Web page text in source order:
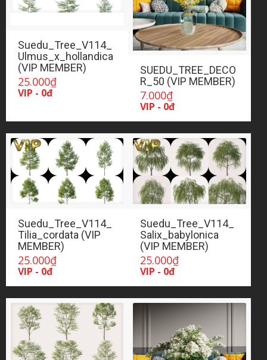
Suedu_Tree_V114_
Ulmus_x_hollandica
(VIP MEMBER)
25.000₫
VIP - 0đ
SUEDU_TREE_DECO
R_50 (VIP MEMBER)
7.000₫
VIP - 0đ
Suedu_Tree_V114_
Tilia_cordata (VIP
MEMBER)
25.000₫
VIP - 0đ
Suedu_Tree_V114_
Salix_babylonica
(VIP MEMBER)
25.000₫
VIP - 0đ